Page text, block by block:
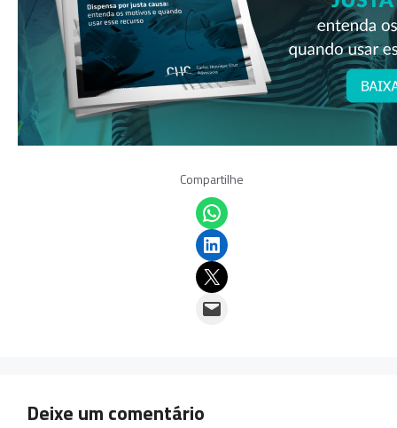
Compartilhe
Share on WhatsApp
Share on LinkedIn
Email this Page
Email this Page
Deixe um comentário